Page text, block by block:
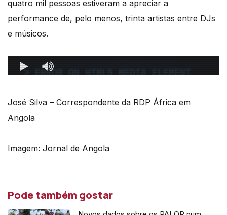
quatro mil pessoas estiveram a apreciar a
performance de, pelo menos, trinta artistas entre DJs
e músicos.
José Silva – Correspondente da RDP África em
Angola
Imagem: Jornal de Angola
Pode também gostar